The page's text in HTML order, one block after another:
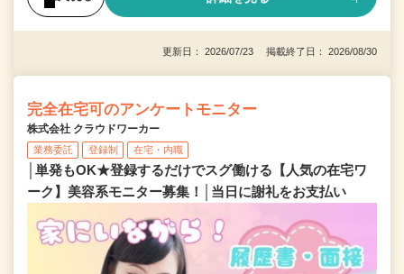
更新日： 2026/07/23 掲載終了日： 2026/08/30
完全在宅可のアンケートモニター
株式会社 クラウドワーカー
業務委託 登録制 在宅・内職
│単発もOK★登録するだけでスグ働ける【人気の在宅ワ
ーク】美容系モニター募集！│当日に謝礼をお支払い